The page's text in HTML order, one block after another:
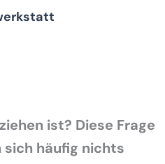
ist? Diese Frage
sich häufig nichts